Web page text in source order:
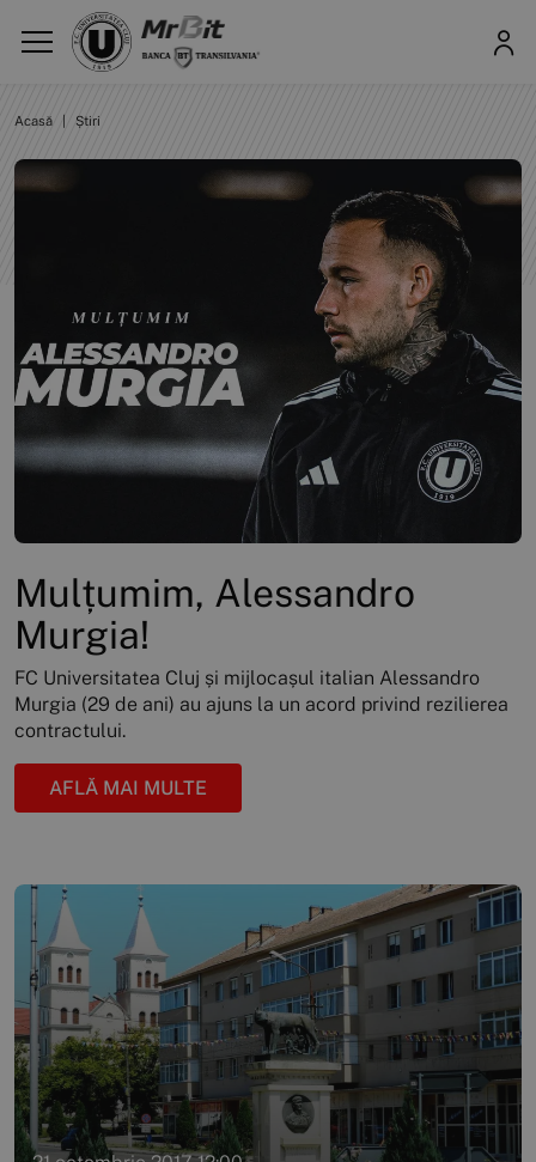
Acasă Știri
Mulțumim, Alessandro
Murgia!
FC Universitatea Cluj și mijlocașul italian Alessandro
Murgia (29 de ani) au ajuns la un acord privind rezilierea
contractului.
AFLĂ MAI MULTE